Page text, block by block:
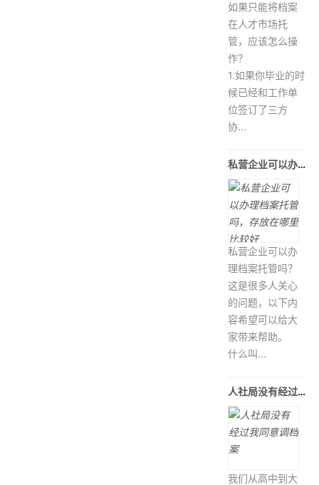
如果只能将档案
在人才市场托
管，应该怎么操
作？
1.如果你毕业的时
候已经和工作单
位签订了三方
协...
私营企业可以办理档案托管吗，存放在
私营企业可以办
理档案托管吗？
这是很多人关心
的问题，以下内
容希望可以给大
家带来帮助。
什么叫...
人社局没有经过我同意调档案
我们从高中到大